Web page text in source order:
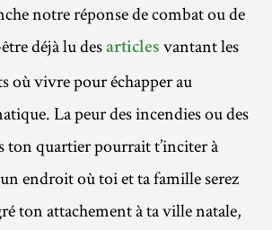
notre réponse de combat ou de
déjà lu des articles vantant les
où vivre pour échapper au
La peur des incendies ou des
ton quartier pourrait t’inciter à
endroit où toi et ta famille serez
ton attachement à ta ville natale,